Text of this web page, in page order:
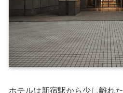
ホテルは新宿駅から少し離れ